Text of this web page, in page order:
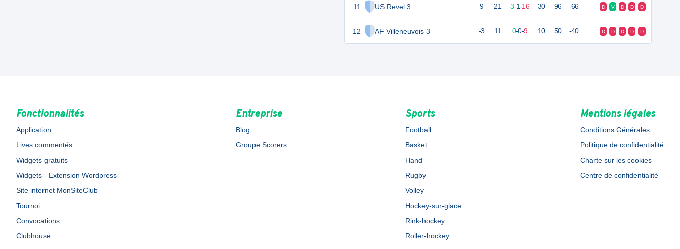
11 US Revel 3
12 AF Villeneuvois 3
9 21 3-1-16 30 96 -66 D V D D D
-3 11 0-0-9 10 50 -40 D D D D D
Fonctionnalités
Application
Lives commentés
Widgets gratuits
Widgets - Extension Wordpress
Site internet MonSiteClub
Tournoi
Convocations
Clubhouse
Entreprise
Blog
Groupe Scorers
Sports
Football
Basket
Hand
Rugby
Volley
Hockey-sur-glace
Rink-hockey
Roller-hockey
Mentions légales
Conditions Générales
Politique de confidentialité
Charte sur les cookies
Centre de confidentialité